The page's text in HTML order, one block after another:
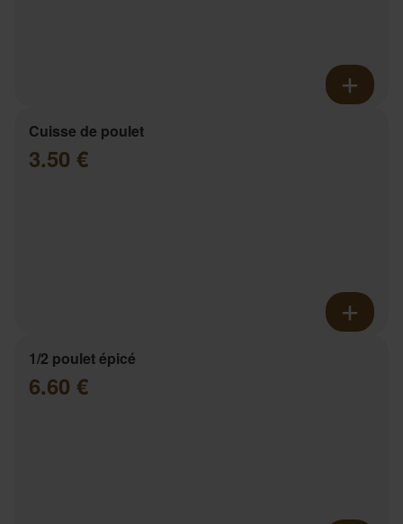
Cuisse de poulet
3.50 €
1/2 poulet épicé
6.60 €